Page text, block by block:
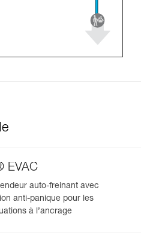
EVAC
auto-freinant avec
anti-panique pour les
à l’ancrage